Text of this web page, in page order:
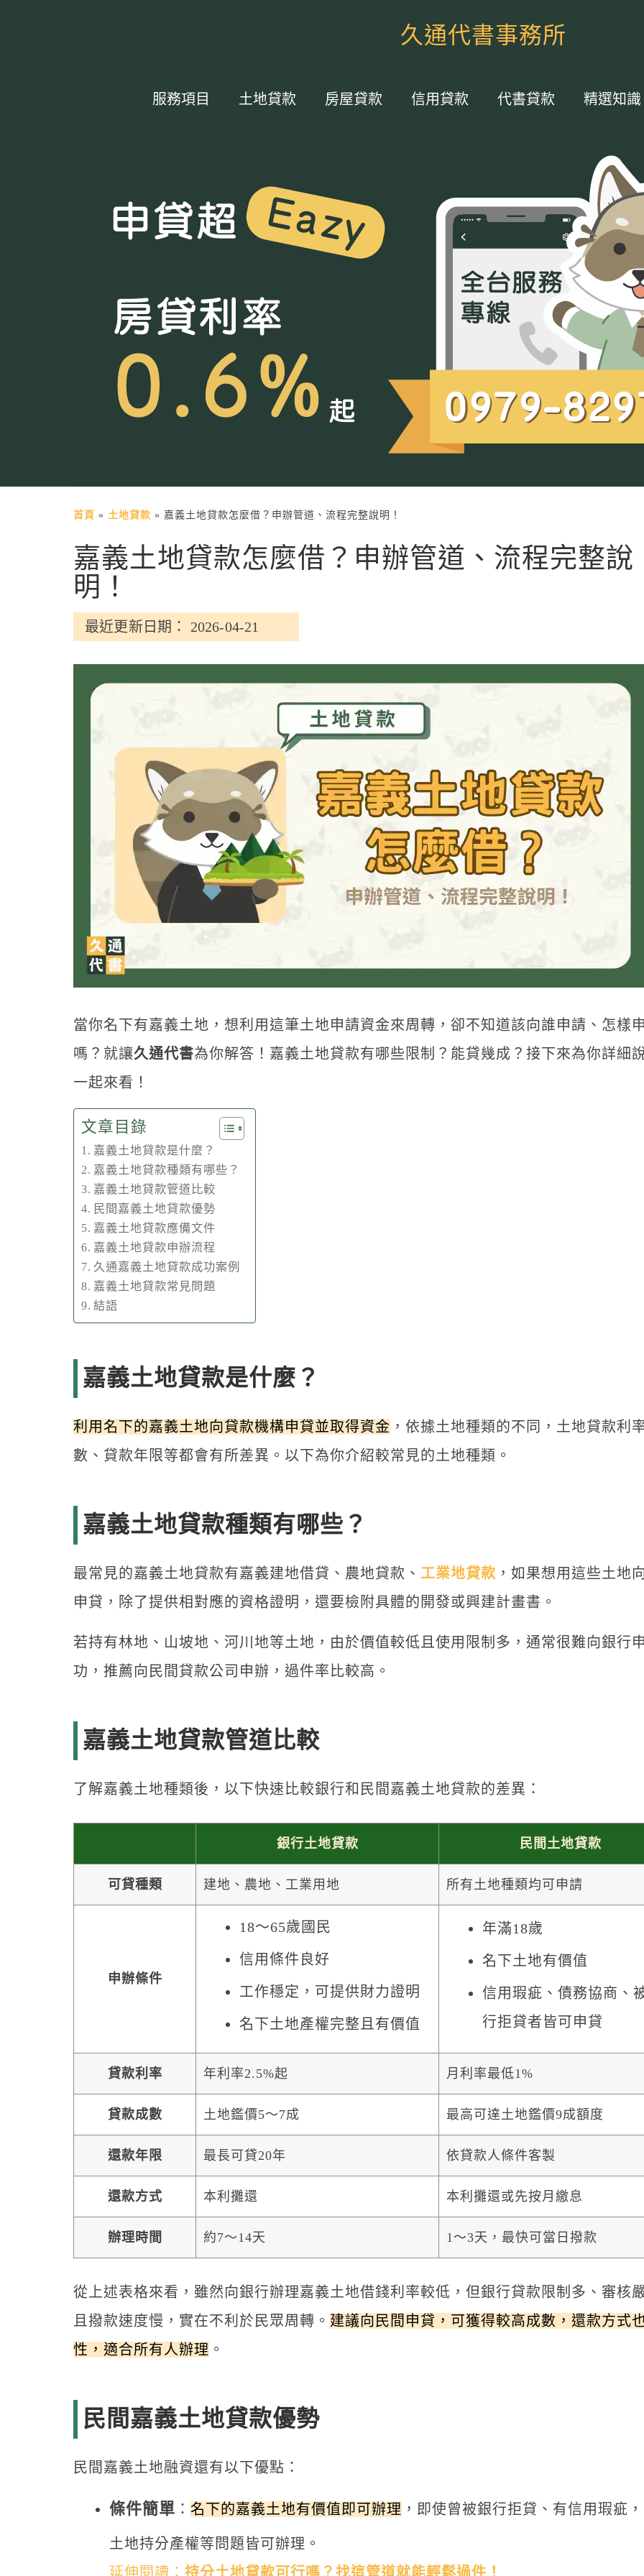
久通代書事務所
服務項目 土地貸款 房屋貸款 信用貸款 代書貸款 精選知識
首頁 » 土地貸款 » 嘉義土地貸款怎麼借？申辦管道、流程完整說明！
嘉義土地貸款怎麼借？申辦管道、流程完整說
明！
最近更新日期： 2026-04-21
當你名下有嘉義土地，想利用這筆土地申請資金來周轉，卻不知道該向誰申請、怎樣
嗎？就讓久通代書為你解答！嘉義土地貸款有哪些限制？能貸幾成？接下來為你詳細
一起來看！
文章目錄
嘉義土地貸款是什麼？
嘉義土地貸款種類有哪些？
嘉義土地貸款管道比較
民間嘉義土地貸款優勢
嘉義土地貸款應備文件
嘉義土地貸款申辦流程
久通嘉義土地貸款成功案例
嘉義土地貸款常見問題
結語
嘉義土地貸款是什麼？
利用名下的嘉義土地向貸款機構申貸並取得資金 ，依據土地種類的不同，土地貸款利
數、貸款年限等都會有所差異。以下為你介紹較常見的土地種類。
嘉義土地貸款種類有哪些？
最常見的嘉義土地貸款有嘉義建地借貸、農地貸款、 工業地貸款 ，如果想用這些土地
申貸，除了提供相對應的資格證明，還要檢附具體的開發或興建計畫書。
若持有林地、山坡地、河川地等土地，由於價值較低且使用限制多，通常很難向銀行
功，推薦向民間貸款公司申辦，過件率比較高。
嘉義土地貸款管道比較
了解嘉義土地種類後，以下快速比較銀行和民間嘉義土地貸款的差異：
銀行土地貸款 民間土地貸款
可貸種類 建地、農地、工業用地 所有土地種類均可申請
申辦條件
18～65歲國民
信用條件良好
工作穩定，可提供財力證明
名下土地產權完整且有價值
年滿18歲
名下土地有價值
信用瑕疵、債務協商、
行拒貸者皆可申貸
貸款利率 年利率2.5%起 月利率最低1%
貸款成數 土地鑑價5～7成 最高可達土地鑑價9成額度
還款年限 最長可貸20年 依貸款人條件客製
還款方式 本利攤還 本利攤還或先按月繳息
辦理時間 約7～14天 1～3天，最快可當日撥款
從上述表格來看，雖然向銀行辦理嘉義土地借錢利率較低，但銀行貸款限制多、審核
且撥款速度慢，實在不利於民眾周轉。 建議向民間申貸，可獲得較高成數，還款方式
性，適合所有人辦理 。
民間嘉義土地貸款優勢
民間嘉義土地融資還有以下優點：
條件簡單 ： 名下的嘉義土地有價值即可辦理 ，即使曾被銀行拒貸、有信用瑕疵
土地持分產權等問題皆可辦理。
延伸閱讀： 持分土地貸款可行嗎？找這管道就能輕鬆過件！